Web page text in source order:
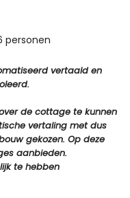
personen
vertaald en
de cottage te kunnen
vertaling met dus
gekozen. Op deze
aanbieden.
te hebben